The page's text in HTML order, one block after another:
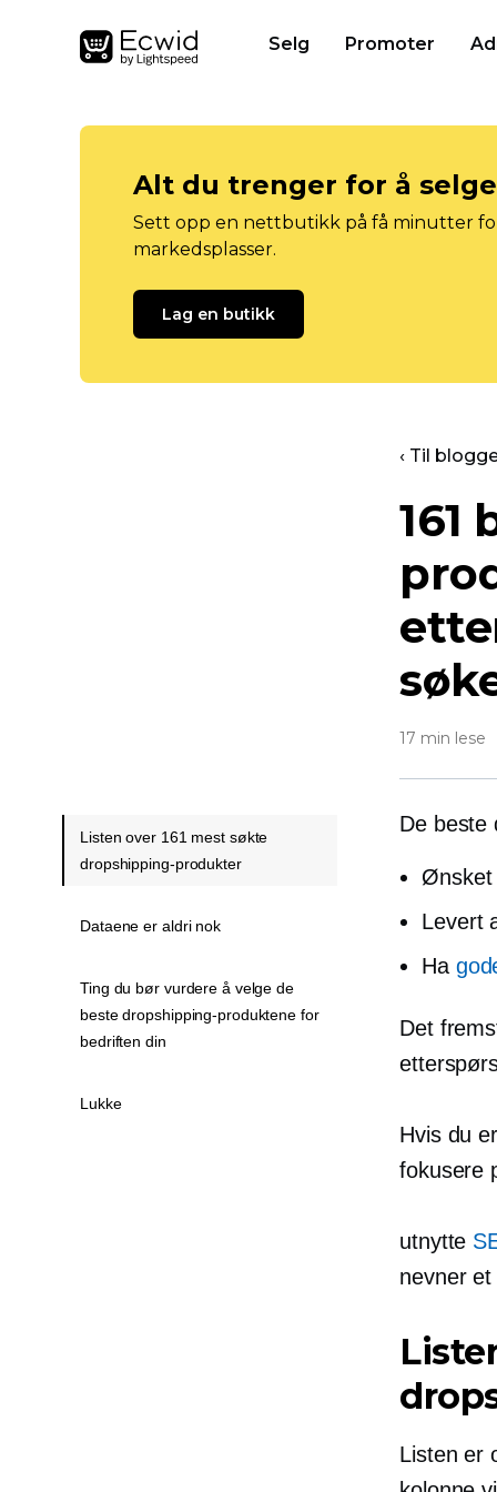
Selg Promoter
Alt du trenger for å
Sett opp en nettbutikk på få minutter
markedsplasser.
Lag en butikk
‹ Til
161
17 min lese
De beste
Ønsket
Levert
Ha
Det
Hvis du
fokusere
utnytte
nevner
Listen er
Listen over 161 mest søkte
dropshipping-produkter
Dataene er aldri nok
Ting du bør vurdere å velge de
beste dropshipping-produktene for
bedriften din
Lukke